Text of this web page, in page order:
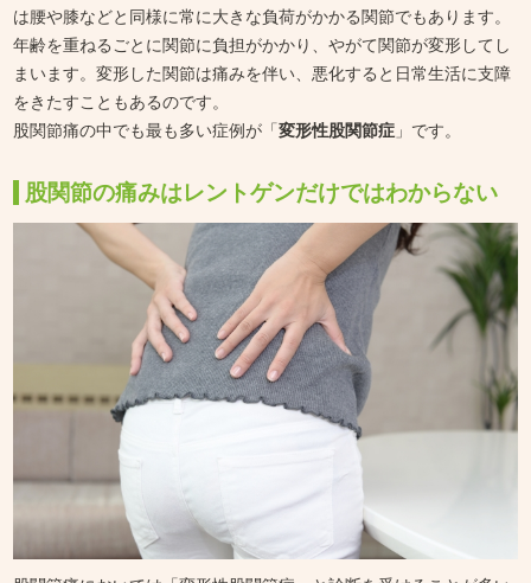
は腰や膝などと同様に常に大きな負荷がかかる関節でもあります。
年齢を重ねるごとに関節に負担がかかり、やがて関節が変形してし
まいます。変形した関節は痛みを伴い、悪化すると日常生活に支障
をきたすこともあるのです。
股関節痛の中でも最も多い症例が「変形性股関節症 」です。
股関節の痛みはレントゲンだけではわからない